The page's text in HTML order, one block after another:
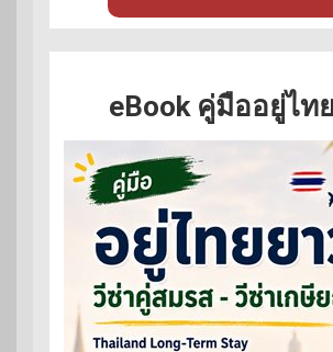
eBook คู่มืออยู่ไท